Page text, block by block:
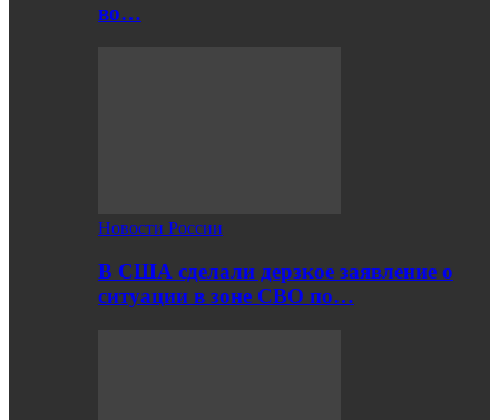
во…
Новости России
В США сделали дерзкое заявление о
ситуации в зоне СВО по…